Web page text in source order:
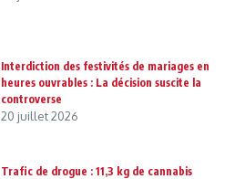
Interdiction des festivités de mariages en
heures ouvrables : La décision suscite la
controverse
20 juillet 2026
Trafic de drogue : 11,3 kg de cannabis